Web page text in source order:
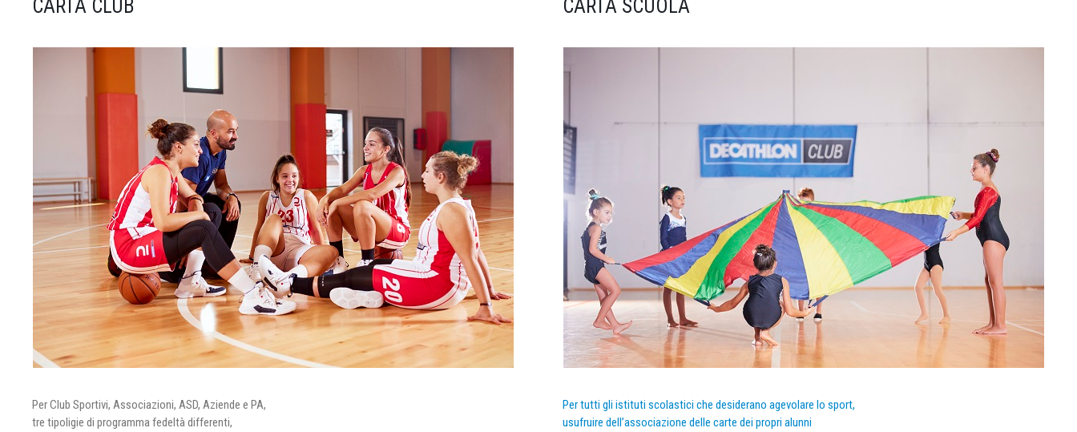
CARTA CLUB
Per Club Sportivi, Associazioni, ASD, Aziende e PA,
tre tipoligie di programma fedeltà differenti,
CARTA SCUOLA
Per tutti gli istituti scolastici che desiderano agevolare lo sport,
usufruire dell’associazione delle carte dei propri alunni